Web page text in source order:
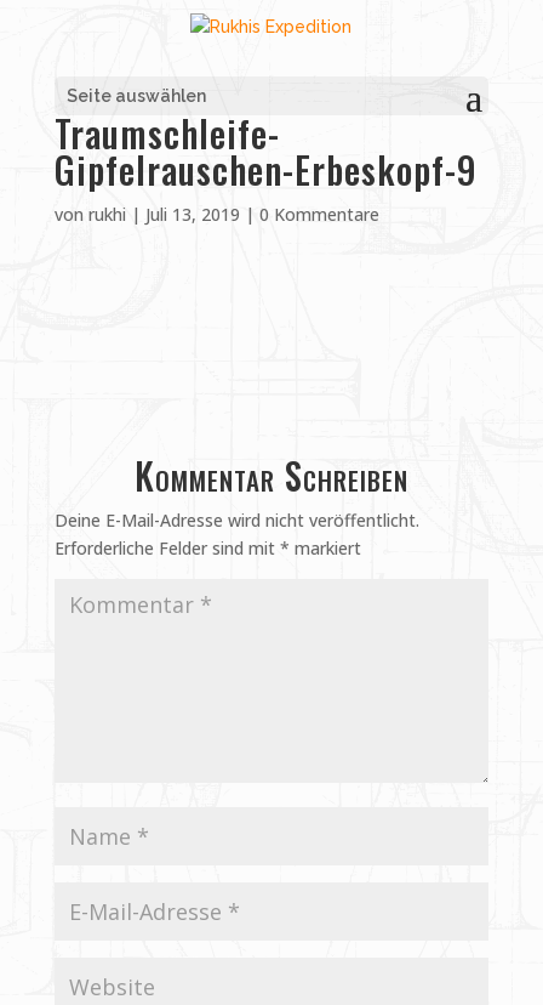
Seite auswählen
Traumschleife-
Gipfelrauschen-Erbeskopf-9
von rukhi | Juli 13, 2019 | 0 Kommentare
Kommentar Schreiben
Deine E-Mail-Adresse wird nicht veröffentlicht.
Erforderliche Felder sind mit * markiert